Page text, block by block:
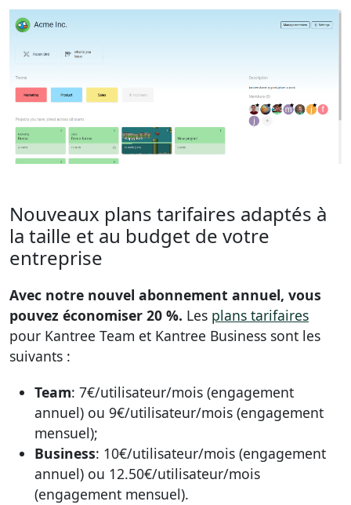
Nouveaux plans tarifaires adaptés à
la taille et au budget de votre
entreprise
Avec notre nouvel abonnement annuel, vous
pouvez économiser 20 %. Les plans tarifaires
pour Kantree Team et Kantree Business sont les
suivants :
Team: 7€/utilisateur/mois (engagement
annuel) ou 9€/utilisateur/mois (engagement
mensuel);
Business: 10€/utilisateur/mois (engagement
annuel) ou 12.50€/utilisateur/mois
(engagement mensuel).